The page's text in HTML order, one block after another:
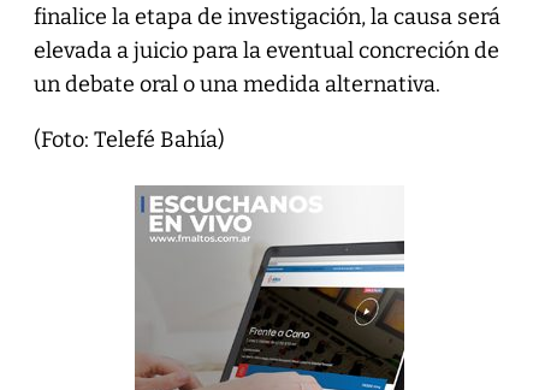
finalice la etapa de investigación, la causa será
elevada a juicio para la eventual concreción de
un debate oral o una medida alternativa.
(Foto: Telefé Bahía)